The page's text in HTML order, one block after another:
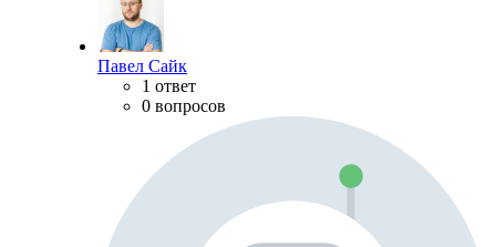
Павел Сайк
1 ответ
0 вопросов